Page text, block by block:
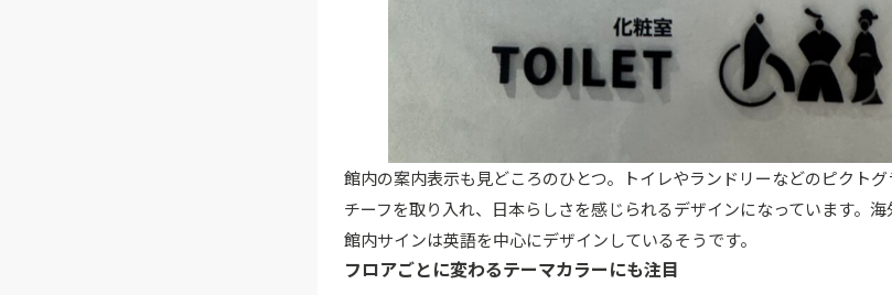
館内の案内表示も見どころのひとつ。トイレやランドリーなどのピクト
チーフを取り入れ、日本らしさを感じられるデザインになっています。海
館内サインは英語を中心にデザインしているそうです。
フロアごとに変わるテーマカラーにも注目